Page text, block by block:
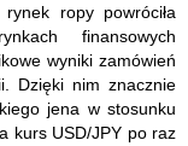
ropy powróciła
finansowych
wyniki zamówień
Dzięki nim znacznie
jena w stosunku
kurs USD/JPY po raz